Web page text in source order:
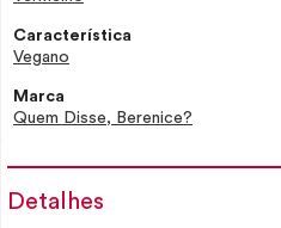
Característica
Vegano
Marca
Quem Disse, Berenice?
Detalhes